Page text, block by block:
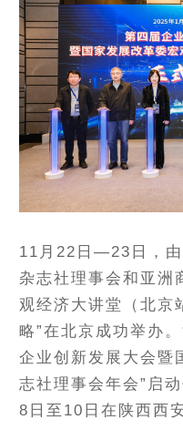
11月22日—23日，
杂志社理事会和亚洲
观经济大讲堂（北京
略”在北京成功举办
企业创新发展大会暨
志社理事会年会”启
8日至10日在陕西西